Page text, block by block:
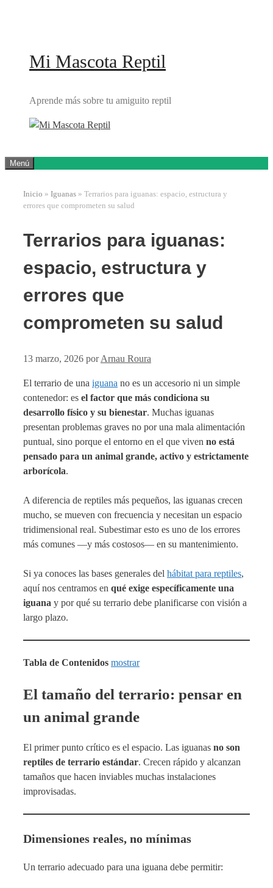
Mi Mascota Reptil
Aprende más sobre tu amiguito reptil
Menú
Inicio » Iguanas » Terrarios para iguanas: espacio, estructura y
errores que comprometen su salud
Terrarios para iguanas:
espacio, estructura y
errores que
comprometen su salud
13 marzo, 2026 porArnau Roura
El terrario de una iguana no es un accesorio ni un simple
contenedor: es el factor que más condiciona su
desarrollo físico y su bienestar. Muchas iguanas
presentan problemas graves no por una mala alimentación
puntual, sino porque el entorno en el que viven no está
pensado para un animal grande, activo y estrictamente
arborícola.
A diferencia de reptiles más pequeños, las iguanas crecen
mucho, se mueven con frecuencia y necesitan un espacio
tridimensional real. Subestimar esto es uno de los errores
más comunes —y más costosos— en su mantenimiento.
Si ya conoces las bases generales del hábitat para reptiles,
aquí nos centramos en qué exige específicamente una
iguana y por qué su terrario debe planificarse con visión a
largo plazo.
Tabla de Contenidos mostrar
El tamaño del terrario: pensar en
un animal grande
El primer punto crítico es el espacio. Las iguanas no son
reptiles de terrario estándar. Crecen rápido y alcanzan
tamaños que hacen inviables muchas instalaciones
improvisadas.
Dimensiones reales, no mínimas
Un terrario adecuado para una iguana debe permitir: